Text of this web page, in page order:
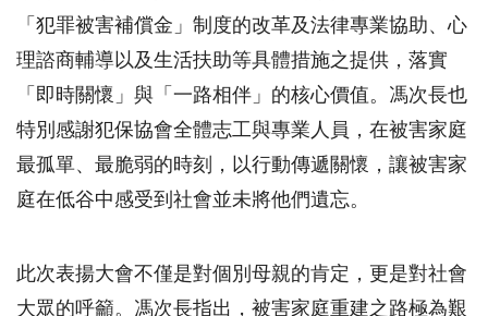
「犯罪被害補償金」制度的改革及法律專業協助、心
理諮商輔導以及生活扶助等具體措施之提供，落實
「即時關懷」與「一路相伴」的核心價值。馮次長也
特別感謝犯保協會全體志工與專業人員，在被害家庭
最孤單、最脆弱的時刻，以行動傳遞關懷，讓被害家
庭在低谷中感受到社會並未將他們遺忘。
此次表揚大會不僅是對個別母親的肯定，更是對社會
大眾的呼籲。馮次長指出，被害家庭重建之路極為艱